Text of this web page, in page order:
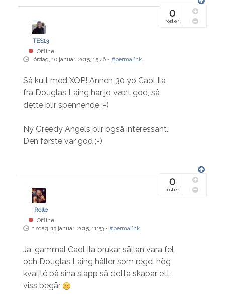
TES13
Offline
lördag, 10 januari 2015, 15:46 - #permal'nk
0
röster
Så kult med XOP! Annen 30 yo Caol Ila
fra Douglas Laing har jo vært god, så
dette blir spennende :-)
Ny Greedy Angels blir også interessant.
Den første var god ;-)
Rolle
Offline
tisdag, 13 januari 2015, 11:53 - #permal'nk
0
röster
Ja, gammal Caol Ila brukar sällan vara fel
och Douglas Laing håller som regel hög
kvalité på sina släpp så detta skapar ett
viss begär